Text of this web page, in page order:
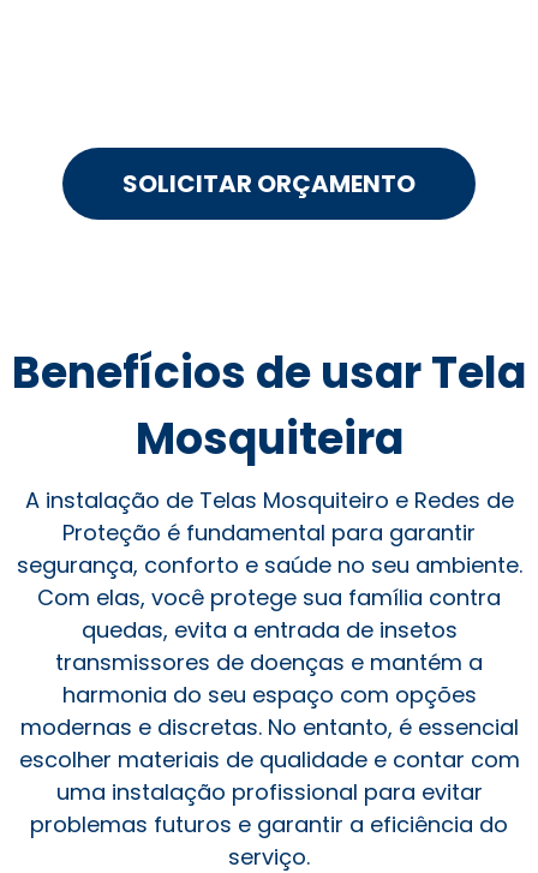
SOLICITAR ORÇAMENTO
Benefícios de usar Tela
Mosquiteira
A instalação de Telas Mosquiteiro e Redes de
Proteção é fundamental para garantir
segurança, conforto e saúde no seu ambiente.
Com elas, você protege sua família contra
quedas, evita a entrada de insetos
transmissores de doenças e mantém a
harmonia do seu espaço com opções
modernas e discretas. No entanto, é essencial
escolher materiais de qualidade e contar com
uma instalação profissional para evitar
problemas futuros e garantir a eficiência do
serviço.